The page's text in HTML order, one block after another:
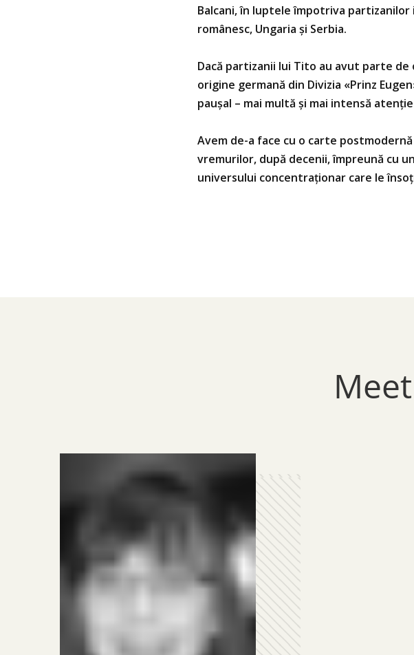
Balcani, în luptele împotriva partizanilor
românesc, Ungaria şi Serbia.
Dacă partizanii lui Tito au avut parte
origine germană din Divizia «Prinz
pauşal – mai multă şi mai intensă
Avem de-a face cu o carte
vremurilor, după decenii, împreună cu
universului concentraţionar care le